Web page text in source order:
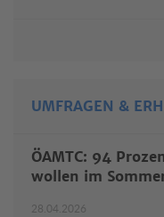
UMFRAGEN &
ÖAMTC: 94
wollen im
28.04.2026